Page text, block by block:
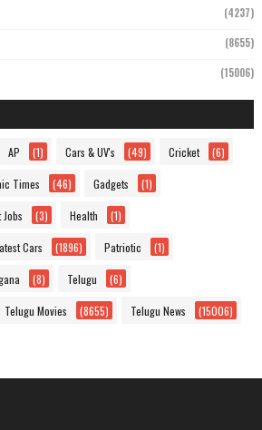
(4237)
(8655)
(15006)
AP (1) Cars & UV's (49) Cricket (6)
Times (46) Gadgets (1)
Jobs (3) Health (1)
Cars (1896) Patriotic (1)
(8) Telugu (6)
Telugu Movies (8655) Telugu News (15006)